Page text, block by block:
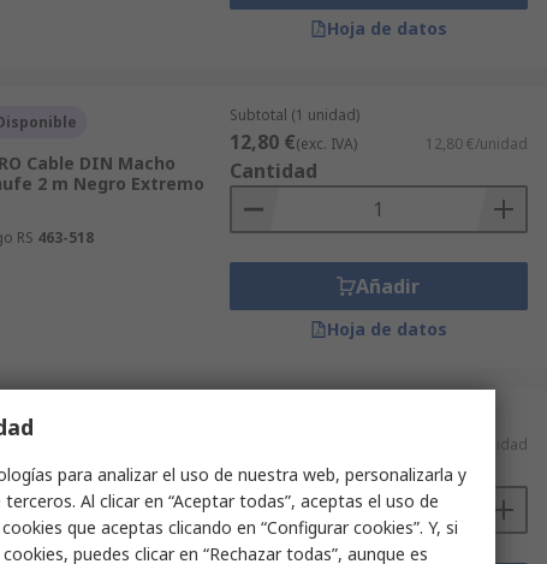
Hoja de datos
Cable DIN Macho
2 m Negro Extremo
RS 463-518
Subtotal (1 unidad)
12,80 €(exc. IVA) 12,80 €/unidad
Cantidad
Añadir
Hoja de datos
Cable DIN Macho Mini
m Negro Macho Mini
RS742-4273
4,58 €/unidad
Cantidad
para analizar el uso de nuestra web, personalizarla y
Al clicar en “Aceptar todas”, aceptas el uso de
que aceptas clicando en “Configurar cookies”. Y, si
puedes clicar en “Rechazar todas”, aunque es